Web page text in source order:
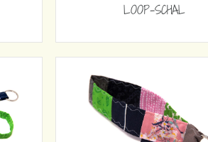
LOOP-SCHAL